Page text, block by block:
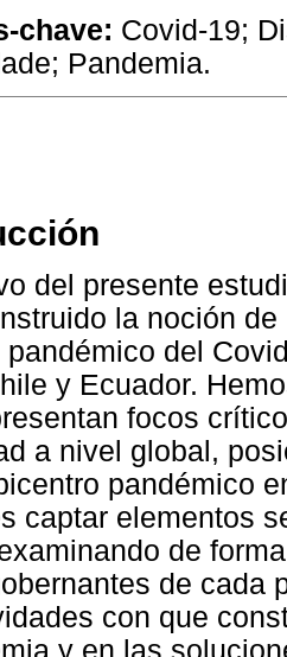
chave: Covid-19;
Pandemia.
del presente
la noción
pandémico del
y Ecuador.
focos
a nivel global,
pandémico
captar elementos
de
de cada
con que